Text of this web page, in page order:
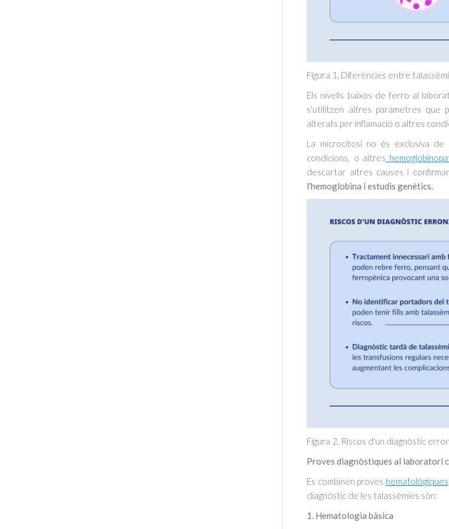
Figura 1. Diferències entre
Els nivells baixos de ferro al
s'utilitzen altres paràmetres que
alterats per inflamació o altres
La microcitosi no és exclusiva
condicions, o altres
descartar altres causes i
l'hemoglobina i estudis genètics.
Figura 2. Riscos d'un diagnòstic
Proves diagnòstiques al laboratori
Es combinen proves hematològiques
diagnòstic de les talassèmies són:
1. Hematologia bàsica